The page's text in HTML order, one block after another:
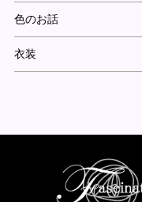
色のお話
衣装